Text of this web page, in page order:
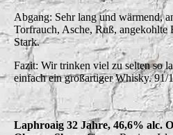
Abgang: Sehr lang und wärmend,
Torfrauch, Asche, Ruß, angekohlte
Stark.
Fazit: Wir trinken viel zu selten so
einfach ein großartiger Whisky. 91/
Laphroaig 32 Jahre, 46,6% alc.